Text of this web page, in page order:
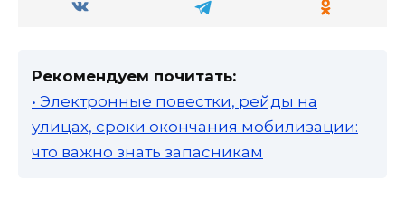
Рекомендуем почитать:
• Электронные повестки, рейды на
улицах, сроки окончания мобилизации:
что важно знать запасникам